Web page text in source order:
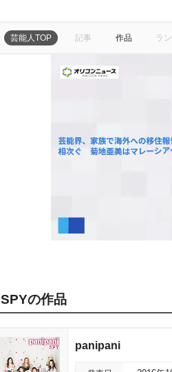
芸能人TOP 記事 作品 ラ
SPYの作品
panipani